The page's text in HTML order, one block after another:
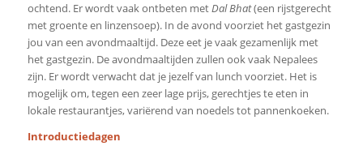
ochtend. Er wordt vaak ontbeten metDal Bhat(een rijstgerecht
met groente en linzensoep). In de avond voorziet het gastgezin
jou van een avondmaaltijd. Deze eet je vaak gezamenlijk met
het gastgezin. De avondmaaltijden zullen ook vaak Nepalees
zijn. Er wordt verwacht dat je jezelf van lunch voorziet. Het is
mogelijk om, tegen een zeer lage prijs, gerechtjes te eten in
lokale restaurantjes, variërend van noedels tot pannenkoeken.
Introductiedagen